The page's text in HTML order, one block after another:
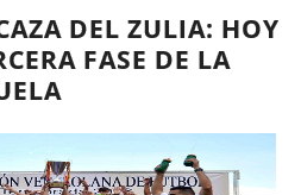
DEL ZULIA: HOY
FASE DE LA